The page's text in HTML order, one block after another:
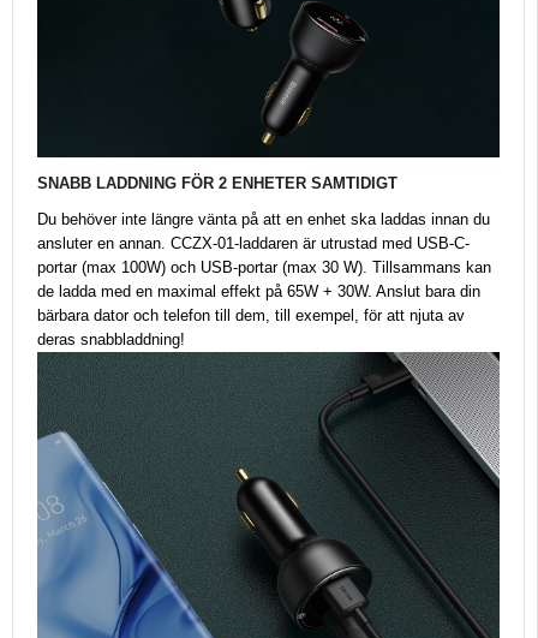
SNABB LADDNING FÖR 2 ENHETER SAMTIDIGT
Du behöver inte längre vänta på att en enhet ska laddas innan du
ansluter en annan. CCZX-01-laddaren är utrustad med USB-C-
portar (max 100W) och USB-portar (max 30 W). Tillsammans kan
de ladda med en maximal effekt på 65W + 30W. Anslut bara din
bärbara dator och telefon till dem, till exempel, för att njuta av
deras snabbladdning!